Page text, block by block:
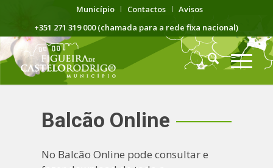
Município Contactos
Avisos
+351 271 319 000 (chamada para a rede fixa nacional)
Balcão Online
No Balcão Online pode consultar e